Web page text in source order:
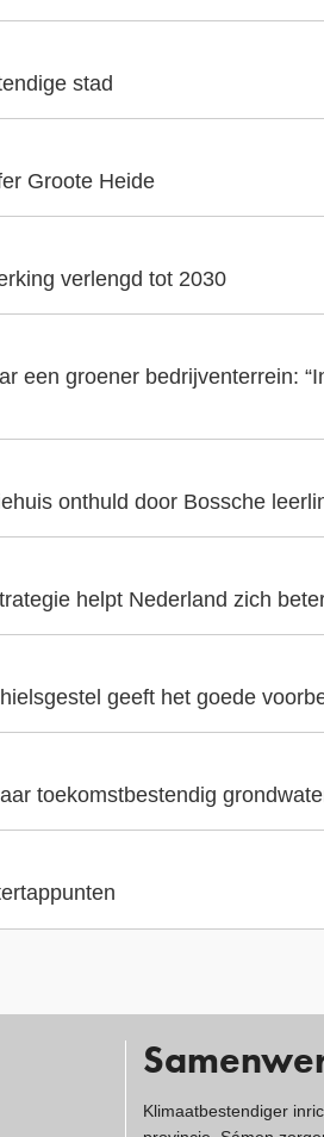
stad
Groote Heide
verlengd tot 2030
een groener bedrijventerrein:
onthuld door Bossche
helpt Nederland zich
geeft het goede
toekomstbestendig
Klimaatbestendiger